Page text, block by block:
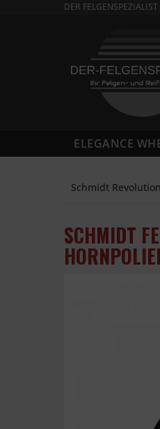
DER
ELEGANCE
Schmidt Revolution
SCHMIDT